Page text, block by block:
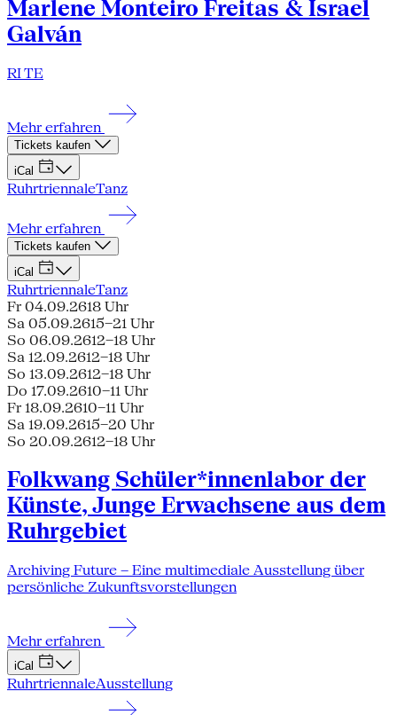
Marlene Monteiro Freitas & Israel
Galván
RI TE
Mehr erfahren
Tickets kaufen
iCal
RuhrtriennaleTanz
Mehr erfahren
Tickets kaufen
iCal
RuhrtriennaleTanz
Fr 04.09.2618 Uhr
Sa 05.09.2615–21 Uhr
So 06.09.2612–18 Uhr
Sa 12.09.2612–18 Uhr
So 13.09.2612–18 Uhr
Do 17.09.2610–11 Uhr
Fr 18.09.2610–11 Uhr
Sa 19.09.2615–20 Uhr
So 20.09.2612–18 Uhr
Folkwang Schüler*innenlabor der
Künste, Junge Erwachsene aus dem
Ruhrgebiet
Archiving Future – Eine multimediale Ausstellung über
persönliche Zukunftsvorstellungen
Mehr erfahren
iCal
RuhrtriennaleAusstellung